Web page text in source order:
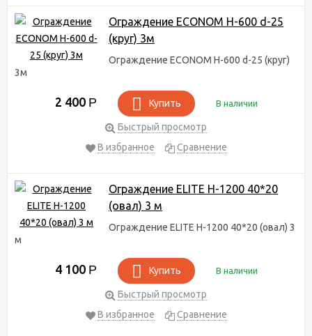
Ограждение ECONOM H-600 d-25
(круг) 3м
Ограждение ECONOM H-600 d-25 (круг)
3м
2 400 Р Купить В наличии
Быстрый просмотр
В избранное
Сравнение
Ограждение ELITE H-1200 40*20
(овал) 3 м
Ограждение ELITE H-1200 40*20 (овал) 3
м
4 100 Р Купить В наличии
Быстрый просмотр
В избранное
Сравнение